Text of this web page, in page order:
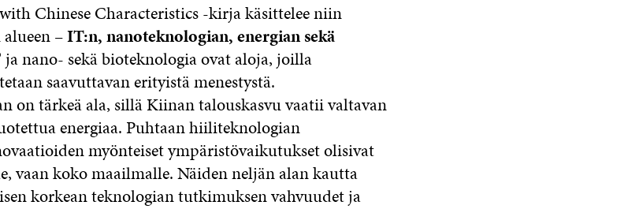
Chinese Characteristics -kirja käsittelee niin
–IT:n, nanoteknologian, energian sekä
nano- sekä bioteknologia ovat aloja, joilla
saavuttavan erityistä menestystä.
on tärkeä ala, sillä Kiinan talouskasvu vaatii valtavan
energiaa. Puhtaan hiiliteknologian
myönteiset ympäristövaikutukset olisivat
vaan koko maailmalle. Näiden neljän alan kautta
korkean teknologian tutkimuksen vahvuudet ja